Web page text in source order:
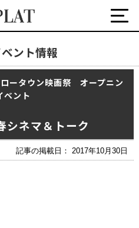
ント情報
ータウン映画祭 オープニン
ベント
ネマ＆トーク
記事の掲載日： 2017年10月30日
ポートなど